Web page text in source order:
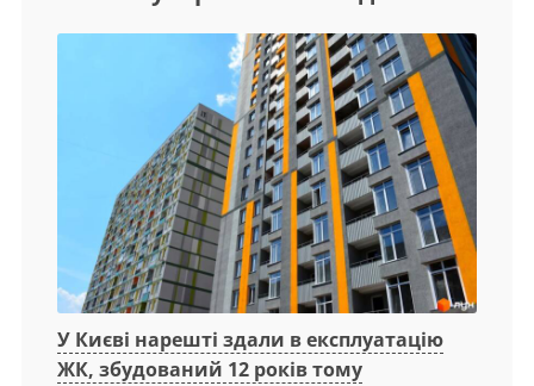
У Києві нарешті здали в експлуатацію
ЖК, збудований 12 років тому